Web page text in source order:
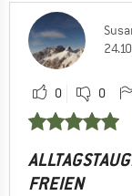
0 0
FREIEN